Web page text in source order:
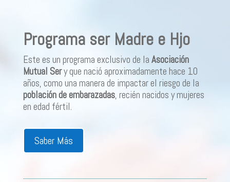
Programa ser Madre e Hjo
Este es un programa exclusivo de la Asociación
Mutual Sery que nació aproximadamente hace 10
años, como una manera de impactar el riesgo de la
población de embarazadas, recién nacidos y mujeres
en edad fértil.
Saber Más